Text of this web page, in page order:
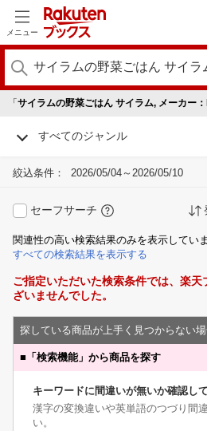
メニュー
「 サイラムの野菜ごはん サイラム, メーカー
すべてのジャンル
絞込条件： 2026/05/04～2026/05/10
セーフサーチ
関連性の高い検索結果のみを表示していま
すべての検索結果を表示する
ご指定いただいた検索条件では、楽
ざいませんでした。
探している商品が上手く見つからない
■ 「検索機能」から商品を探す
キーワードに間違いが無いか確認し
漢字の変換違いや英単語のつづり間
い。